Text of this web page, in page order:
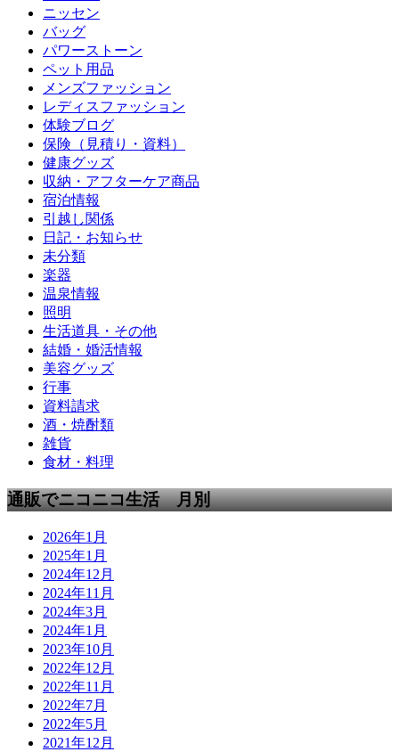
ニッセン
バッグ
パワーストーン
ペット用品
メンズファッション
レディスファッション
体験ブログ
保険（見積り・資料）
健康グッズ
収納・アフターケア商品
宿泊情報
引越し関係
日記・お知らせ
未分類
楽器
温泉情報
照明
生活道具・その他
結婚・婚活情報
美容グッズ
行事
資料請求
酒・焼酎類
雑貨
食材・料理
通販でニコニコ生活 月別
2026年1月
2025年1月
2024年12月
2024年11月
2024年3月
2024年1月
2023年10月
2022年12月
2022年11月
2022年7月
2022年5月
2021年12月